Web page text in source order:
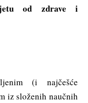
od zdrave i
(i najčešće
iz složenih naučnih